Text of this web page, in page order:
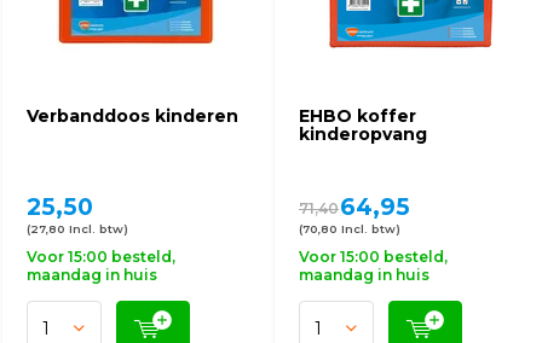
Verbanddoos kinderen
25,50
(27,80 Incl. btw)
Voor 15:00 besteld,
maandag in huis
EHBO koffer
kinderopvang
71,4064,95
(70,80 Incl. btw)
Voor 15:00 besteld,
maandag in huis